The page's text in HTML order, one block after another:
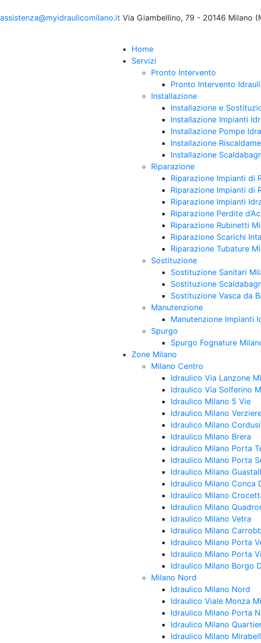
assistenza@myidraulicomilano.it Via Giambellino, 79 - 20146 Milano
Home
Servizi
Pronto Intervento
Pronto Intervento
Installazione
Installazione e
Installazione Impianti
Installazione Pompe
Installazione
Installazione
Riparazione
Riparazione Impianti di
Riparazione Impianti di
Riparazione Impianti
Riparazione Perdite
Riparazione Rubinetti
Riparazione Scarichi
Riparazione Tubature
Sostituzione
Sostituzione Sanitari
Sostituzione
Sostituzione Vasca da
Manutenzione
Manutenzione Impianti
Spurgo
Spurgo Fognature
Zone Milano
Milano Centro
Idraulico Via Lanzone
Idraulico Via Solferino
Idraulico Milano 5 Vie
Idraulico Milano
Idraulico Milano
Idraulico Milano Brera
Idraulico Milano Porta
Idraulico Milano Porta
Idraulico Milano
Idraulico Milano Conca
Idraulico Milano
Idraulico Milano
Idraulico Milano Vetra
Idraulico Milano
Idraulico Milano Porta
Idraulico Milano Porta
Idraulico Milano Borgo
Milano Nord
Idraulico Milano Nord
Idraulico Viale Monza
Idraulico Milano Porta
Idraulico Milano
Idraulico Milano